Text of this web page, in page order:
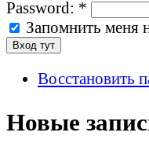
Password: *
Запомнить меня
Восстановить
Новые